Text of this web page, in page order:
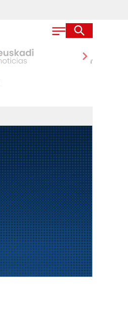
chevron_right